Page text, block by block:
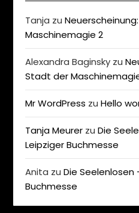
Tanja zu
Maschinemagie 2
Alexandra Baginsky zu
Stadt der
Mr WordPress zuHello
Tanja Meurer zuDie
Leipziger Buchmesse
Anita zuDie Seelenlosen
Buchmesse